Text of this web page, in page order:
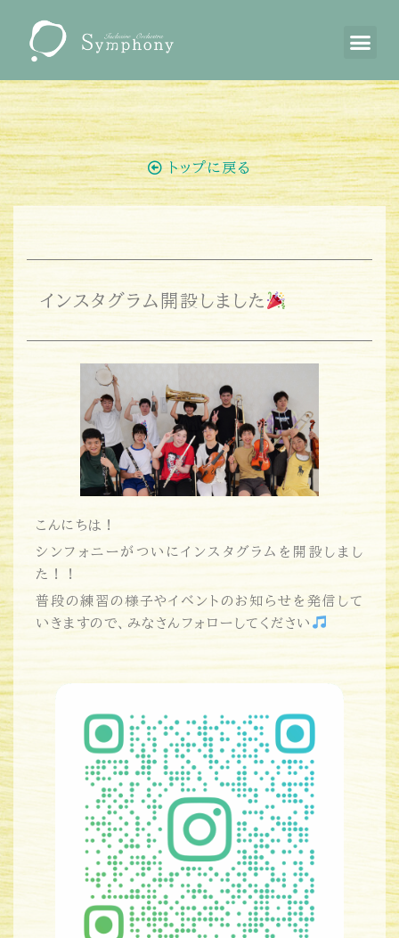
トップに戻る
インスタグラム開設しました
こんにちは！
シンフォニーがついにインスタグラムを開設しまし
た！！
普段の練習の様子やイベントのお知らせを発信して
いきますので、みなさんフォローしてください